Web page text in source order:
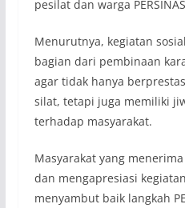
pesilat dan warga
Menurutnya, kegiatan
bagian dari pembinaan
agar tidak hanya
silat, tetapi juga memiliki
terhadap masyarakat.
Masyarakat yang
dan mengapresiasi
menyambut baik langkah